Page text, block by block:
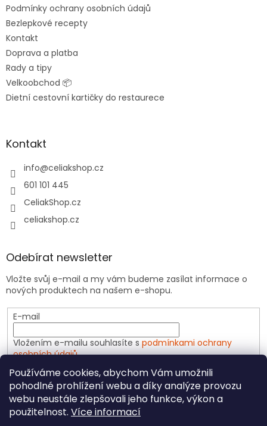
Používáme cookies, abychom Vám umožnili
pohodlné prohlížení webu a díky analýze provozu
webu neustále zlepšovali jeho funkce, výkon a
použitelnost. Více informací
Podmínky ochrany osobních údajů
Bezlepkové recepty
Kontakt
Doprava a platba
Rady a tipy
Velkoobchod 📦
Dietní cestovní kartičky do restaurece
Kontakt
info@celiakshop.cz
601 101 445
CeliakShop.cz
celiakshop.cz
Odebírat newsletter
Vložte svůj e-mail a my vám budeme zasílat informace o
nových produktech na našem e-shopu.
E-mail
Vložením e-mailu souhlasíte s podmínkami ochrany
osobních údajů
PŘIHLÁSIT SE